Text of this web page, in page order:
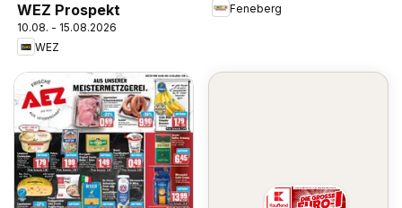
WEZ Prospekt
10.08. - 15.08.2026
WEZ
Feneberg